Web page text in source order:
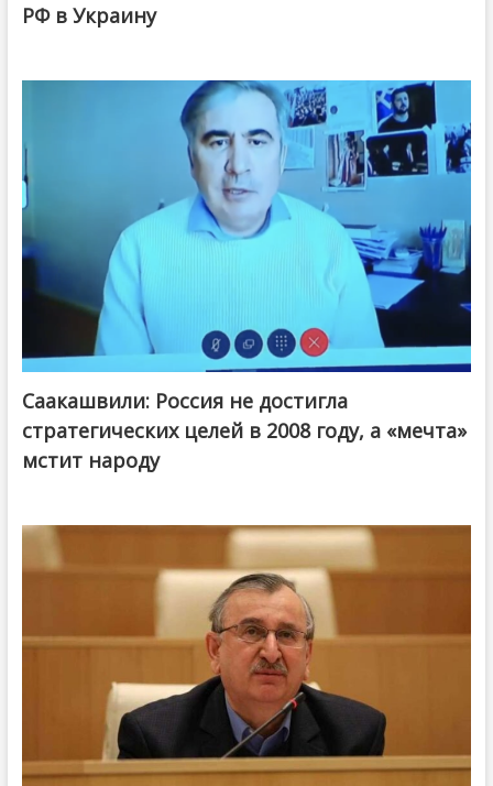
РФ в Украину
Саакашвили: Россия не достигла
стратегических целей в 2008 году, а «мечта»
мстит народу